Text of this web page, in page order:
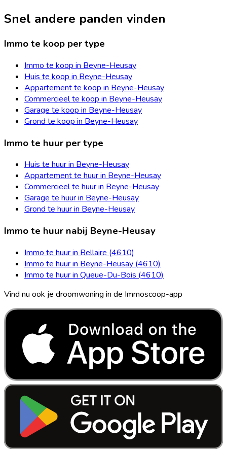
Snel andere panden vinden
Immo te koop per type
Immo te koop in Beyne-Heusay
Huis te koop in Beyne-Heusay
Appartement te koop in Beyne-Heusay
Commercieel te koop in Beyne-Heusay
Garage te koop in Beyne-Heusay
Grond te koop in Beyne-Heusay
Immo te huur per type
Huis te huur in Beyne-Heusay
Appartement te huur in Beyne-Heusay
Commercieel te huur in Beyne-Heusay
Garage te huur in Beyne-Heusay
Grond te huur in Beyne-Heusay
Immo te huur nabij Beyne-Heusay
Immo te huur in Bellaire (4610)
Immo te huur in Beyne-Heusay (4610)
Immo te huur in Queue-Du-Bois (4610)
Vind nu ook je droomwoning in de Immoscoop-app